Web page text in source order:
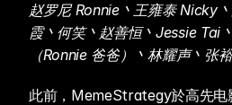
赵罗尼 Ronnie丶王雍泰 Nicky
霞丶何笑丶赵善恒丶Jessie Tai
（Ronnie 爸爸）丶林耀声丶张
此前，MemeStrategy於高先电